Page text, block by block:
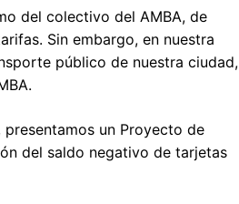
del colectivo del AMBA, de
Sin embargo, en nuestra
público de nuestra ciudad,
un Proyecto de
del saldo negativo de tarjetas